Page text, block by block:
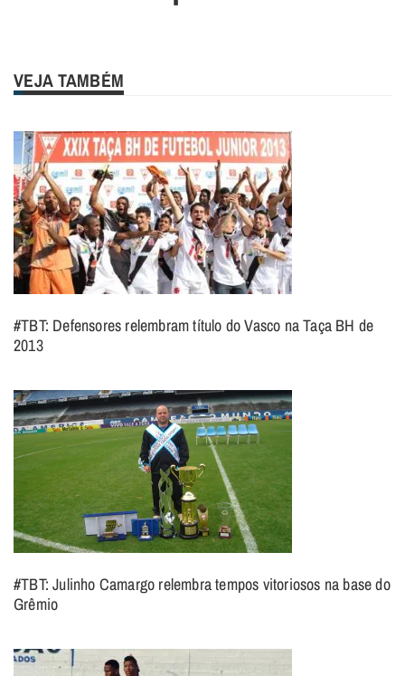
VEJA TAMBÉM
#TBT: Defensores relembram título do Vasco na Taça BH de
2013
#TBT: Julinho Camargo relembra tempos vitoriosos na base do
Grêmio